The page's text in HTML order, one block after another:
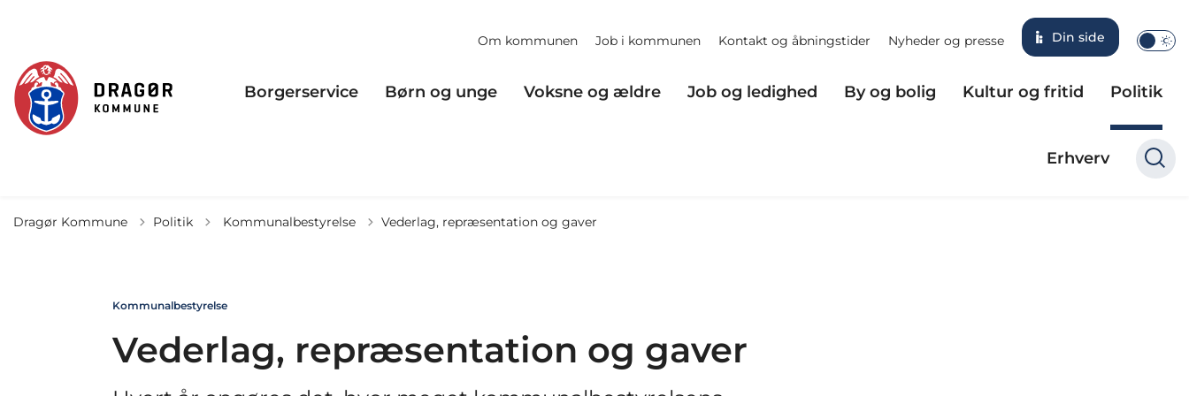
Om kommunen Job i kommunen Kontakt og åbningstider Nyheder og presse Din side
Borgerservice Børn og unge Voksne og ældre Job og ledighed By og bolig Kultur og fritid Politik
Erhverv
Dragør Kommune Politik Tilbage til
Kommunalbestyrelse Vederlag, repræsentation og gaver
Kommunalbestyrelse
Vederlag, repræsentation og gaver